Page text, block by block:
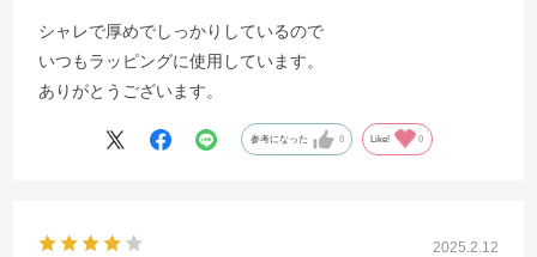
シャレで厚めでしっかりしているので
いつもラッピングに使用しています。
ありがとうございます。
参考になった 0 Like! 0
2025.2.12